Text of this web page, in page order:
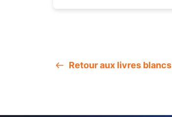
Retour aux livres blancs